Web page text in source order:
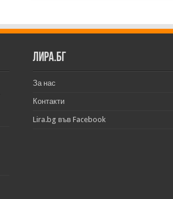
Лира.бг
За нас
Контакти
Lira.bg във Facebook